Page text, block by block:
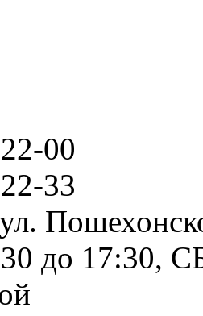
00
33
до 17:30,